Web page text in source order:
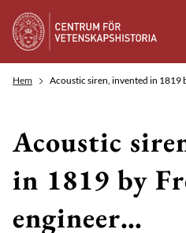
Hem Acoustic siren, invented in 1819
Acoustic
in 1819 by
engineer…